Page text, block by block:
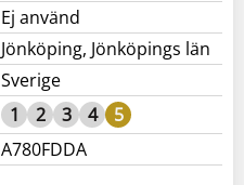
Ej använd
Jönköping, Jönköpings län
Sverige
1 2 3 4
5
A780FDDA